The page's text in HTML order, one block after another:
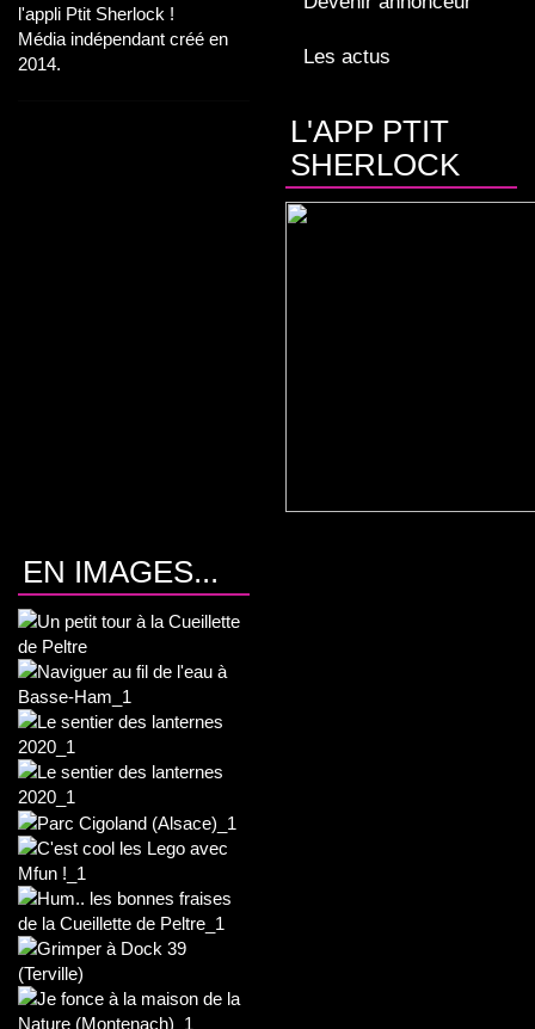
l'appli Ptit Sherlock !
Média indépendant créé en
2014.
Les actus
L'APP PTIT
SHERLOCK
EN IMAGES...